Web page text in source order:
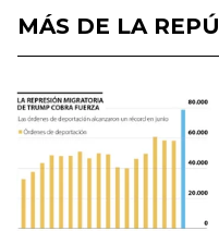
MÁS DE LA